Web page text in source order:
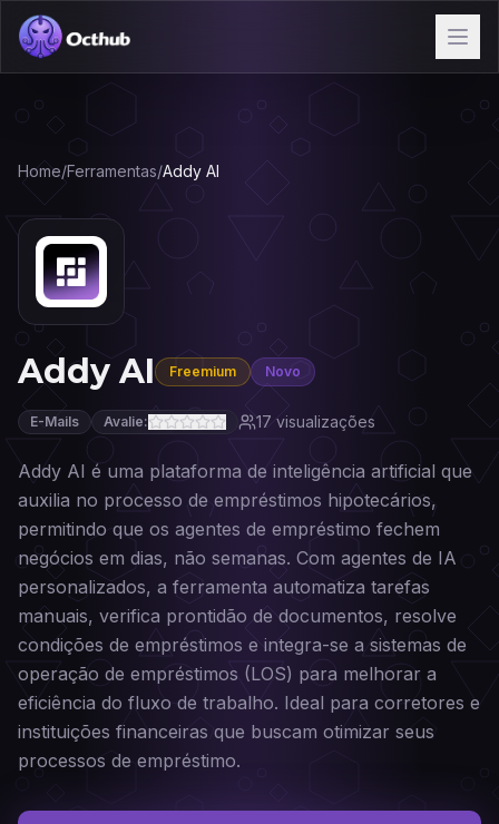
Home/Ferramentas/Addy AI
Addy AI Freemium Novo
E-Mails Avalie: 17visualizações
Addy AI é uma plataforma de inteligência artificial que
auxilia no processo de empréstimos hipotecários,
permitindo que os agentes de empréstimo fechem
negócios em dias, não semanas. Com agentes de IA
personalizados, a ferramenta automatiza tarefas
manuais, verifica prontidão de documentos, resolve
condições de empréstimos e integra-se a sistemas de
operação de empréstimos (LOS) para melhorar a
eficiência do fluxo de trabalho. Ideal para corretores e
instituições financeiras que buscam otimizar seus
processos de empréstimo.